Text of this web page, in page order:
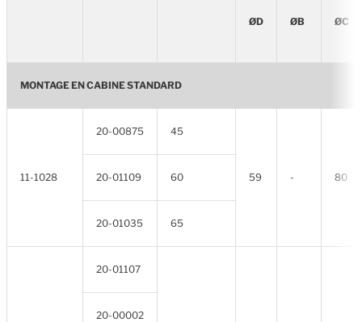
ØD ØB ØC
MONTAGE EN CABINE STANDARD
11-1028
20-00875 45
59 - 80
20-01109 60
20-01035 65
20-01107
20-00002